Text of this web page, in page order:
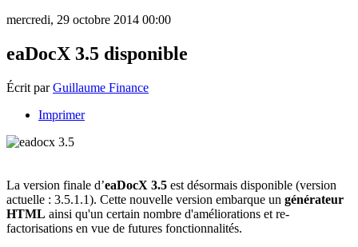
mercredi, 29 octobre 2014 00:00
eaDocX 3.5 disponible
Écrit parGuillaume Finance
Imprimer
La version finale d’eaDocX 3.5 est désormais disponible (version
actuelle : 3.5.1.1). Cette nouvelle version embarque un générateur
HTML ainsi qu'un certain nombre d'améliorations et re-
factorisations en vue de futures fonctionnalités.